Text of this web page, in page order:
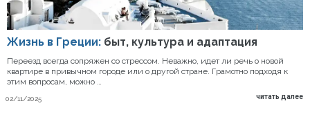
Жизнь в Греции: быт, культура и адаптация
02/11/2025
Переезд всегда сопряжен со стрессом. Неважно, идет ли речь о новой
квартире в привычном городе или о другой стране. Грамотно подходя к
этим вопросам, можно …
читать далее